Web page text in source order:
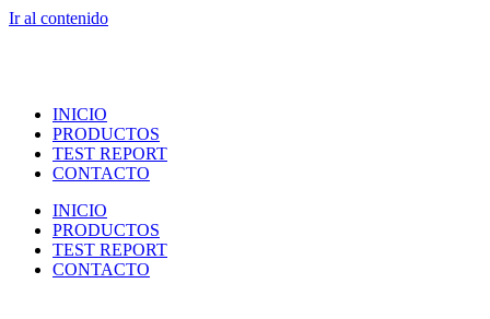
Ir al contenido
INICIO
PRODUCTOS
TEST REPORT
CONTACTO
INICIO
PRODUCTOS
TEST REPORT
CONTACTO